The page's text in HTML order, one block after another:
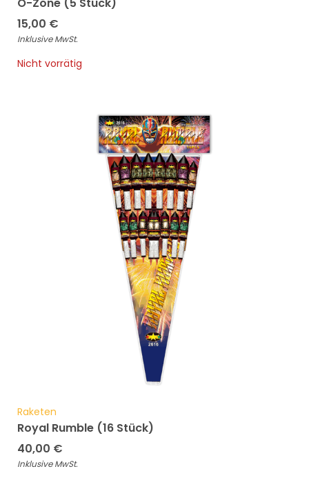
15,00 €
Inklusive MwSt.
Nicht vorrätig
Raketen
Royal Rumble (16 Stück)
40,00 €
Inklusive MwSt.